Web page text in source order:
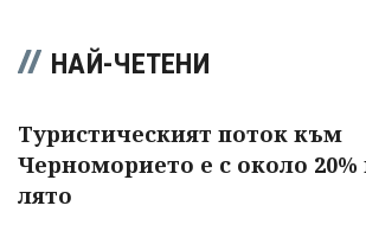
НАЙ-ЧЕТЕНИ
Туристическият поток към
Черноморието е с около 20%
лято